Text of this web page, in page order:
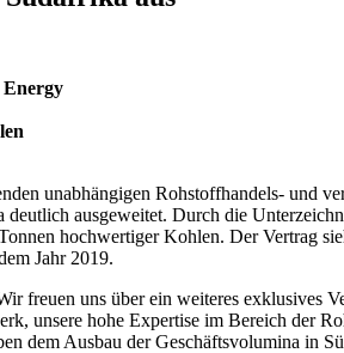
Energy
unabhängigen Rohstoffhandels- und
ausgeweitet. Durch die
hochwertiger Kohlen. Der Vertrag
Jahr 2019.
freuen uns über ein weiteres exklusives
unsere hohe Expertise im Bereich der
dem Ausbau der Geschäftsvolumina